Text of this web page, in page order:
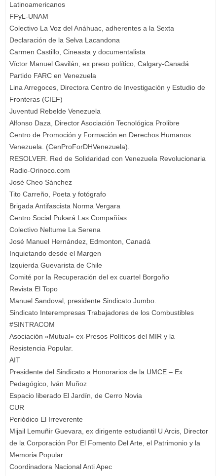
Latinoamericanos
FFyL-UNAM
Colectivo La Voz del Anáhuac, adherentes a la Sexta
Declaración de la Selva Lacandona
Carmen Castillo, Cineasta y documentalista
Víctor Manuel Gavilán, ex preso político, Calgary-Canadá
Partido FARC en Venezuela
Lina Arregoces, Directora Centro de Investigación y Estudio de
Fronteras (CIEF)
Juventud Rebelde Venezuela
Alfonso Daza, Director Asociación Tecnológica Prolibre
Centro de Promoción y Formación en Derechos Humanos
Venezuela. (CenProForDHVenezuela).
RESOLVER. Red de Solidaridad con Venezuela Revolucionaria
Radio-Orinoco.com
José Cheo Sánchez
Tito Carreño, Poeta y fotógrafo
Brigada Antifascista Norma Vergara
Centro Social Pukará Las Compañías
Colectivo Neltume La Serena
José Manuel Hernández, Edmonton, Canadá
Inquietando desde el Margen
Izquierda Guevarista de Chile
Comité por la Recuperación del ex cuartel Borgoño
Revista El Topo
Manuel Sandoval, presidente Sindicato Jumbo.
Sindicato Interempresas Trabajadores de los Combustibles
#SINTRACOM
Asociación «Mutual» ex-Presos Políticos del MIR y la
Resistencia Popular.
AIT
Presidente del Sindicato a Honorarios de la UMCE – Ex
Pedagógico, Iván Muñoz
Espacio liberado El Jardín, de Cerro Novia
CUR
Periódico El Irreverente
Mijail Lemuñir Guevara, ex dirigente estudiantil U Arcis, Director
de la Corporación Por El Fomento Del Arte, el Patrimonio y la
Memoria Popular
Coordinadora Nacional Anti Apec